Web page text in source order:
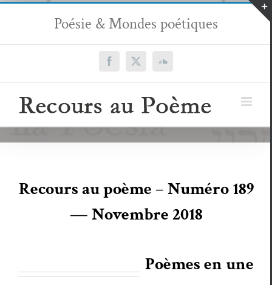
Passer
contenu
Poésie & Mondes poétiques
Facebook
X SoundCloud
Recours au poème – Numéro 189
— Novem­bre 2018
Poèmes en une